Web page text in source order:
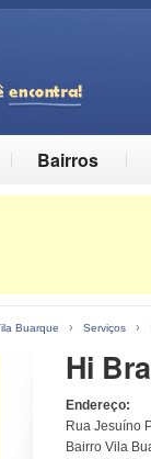
Bairros
Buarque › Serviços ›
Hi
Endereço:
Rua Jesuíno
Bairro Vila